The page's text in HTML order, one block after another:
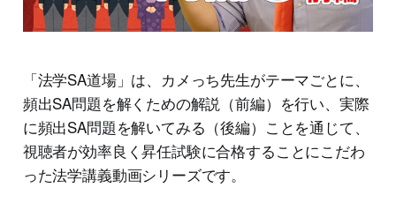
「法学SA道場」は、カメっち先生がテーマごとに、
頻出SA問題を解くための解説（前編）を行い、実際
に頻出SA問題を解いてみる（後編）ことを通じて、
視聴者が効率良く昇任試験に合格することにこだわ
った法学講義動画シリーズです。